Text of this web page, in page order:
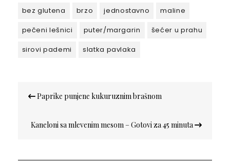
bez glutena
brzo jednostavno
maline
pečeni lešnici
puter/margarin
šećer u prahu
sirovi pademi
slatka pavlaka
Кретање
чланка
Paprike punjene kukuruznim brašnom
Kaneloni sa mlevenim mesom – Gotovi za 45 minuta